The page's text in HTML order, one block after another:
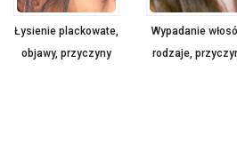
Łysienie plackowate,
objawy, przyczyny
Wypadanie
rodzaje,